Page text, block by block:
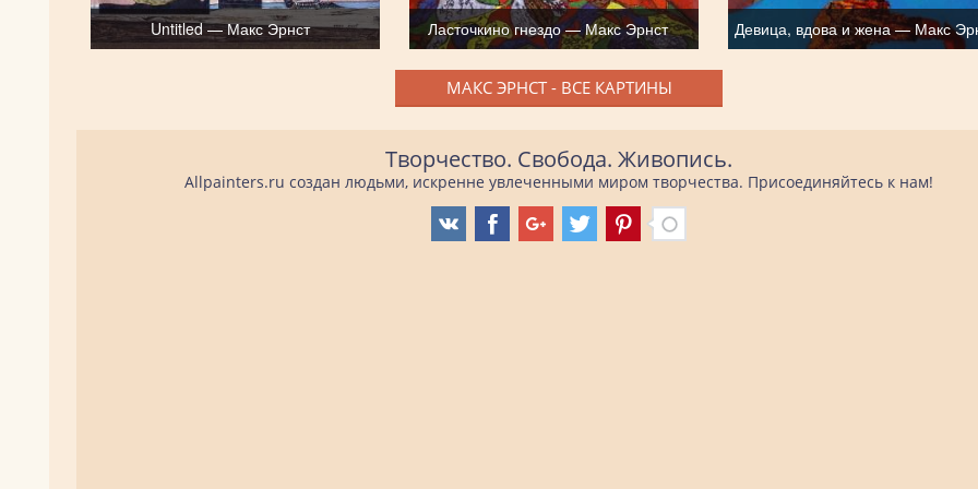
Untitled — Макс Эрнст Ласточкино гнездо — Макс Эрнст Девица, вдова и жена — Макс
МАКС ЭРНСТ - ВСЕ КАРТИНЫ
Творчество. Свобода. Живопись.
Allpainters.ru создан людьми, искренне увлеченными миром творчества. Присоединяйтесь к нам!